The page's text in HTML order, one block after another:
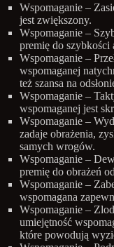
Wspomaganie –
jest zwiększony.
Wspomaganie –
premię do szybkości
Wspomaganie –
wspomaganej
też szansa na
Wspomaganie –
wspomaganej jest
Wspomaganie –
zadaje obrażenia,
samych wrogów.
Wspomaganie –
premię do obrażeń
Wspomaganie –
wspomagana
Wspomaganie –
umiejętność
które powodują